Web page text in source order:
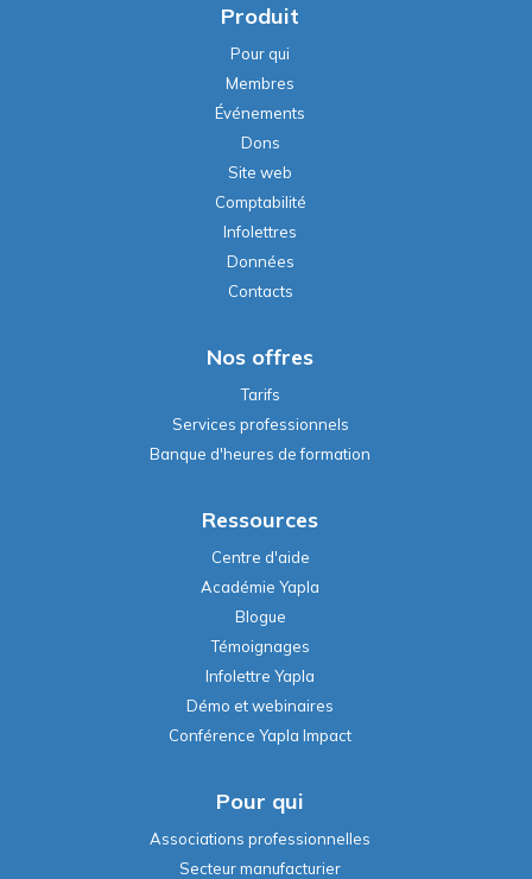
Produit
Pour qui
Membres
Événements
Dons
Site web
Comptabilité
Infolettres
Données
Contacts
Nos offres
Tarifs
Services professionnels
Banque d'heures de formation
Ressources
Centre d'aide
Académie Yapla
Blogue
Témoignages
Infolettre Yapla
Démo et webinaires
Conférence Yapla Impact
Pour qui
Associations professionnelles
Secteur manufacturier